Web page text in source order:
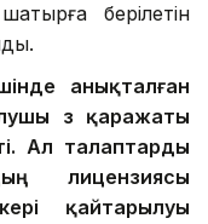
берілетін
анықталған
өз қаражаты
Ал талаптарды
лицензиясы
қайтарылуы